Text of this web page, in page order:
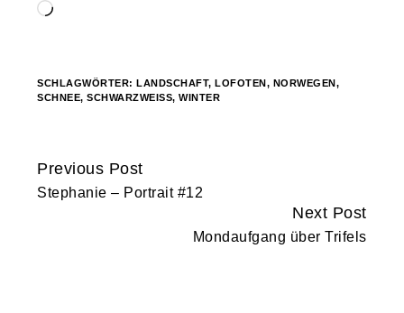
Wird
SCHLAGWÖRTER: LANDSCHAFT, LOFOTEN , NORWEGEN ,
SCHNEE,SCHWARZWEISS,WINTER
Continue
Reading
Previous Post
Stephanie – Portrait #12
Next Post
Mondaufgang über Trifels